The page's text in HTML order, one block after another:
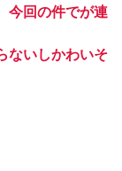
今回の件でが連
ないしかわいそ